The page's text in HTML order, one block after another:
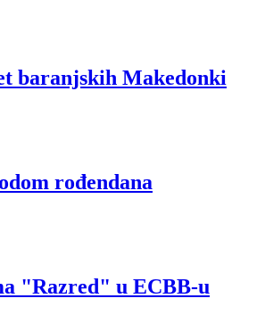
baranjskih Makedonki
rođendana
"Razred" u ECBB-u